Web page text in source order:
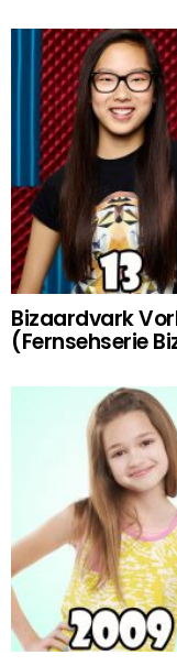
Bizaardvark
(Fernsehserie